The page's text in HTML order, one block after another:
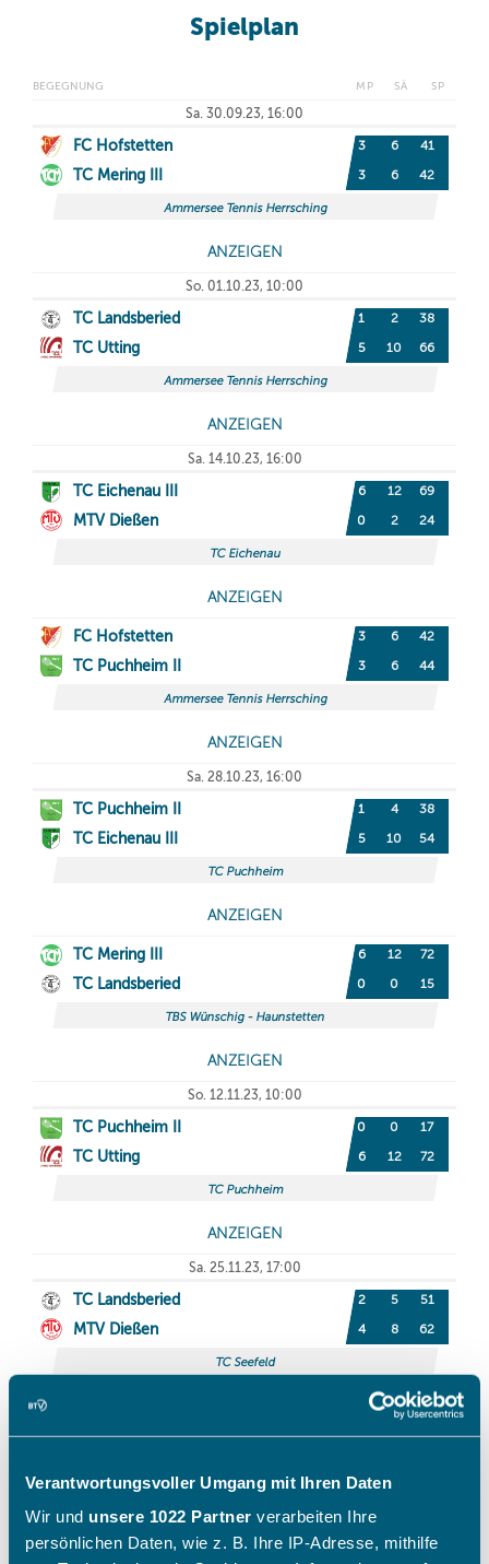
Verantwortungsvoller Umgang mit Ihren Daten
Wir und unsere 1022 Partner verarbeiten Ihre
persönlichen Daten, wie z. B. Ihre IP-Adresse, mithilfe